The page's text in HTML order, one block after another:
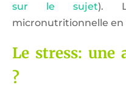
sur le sujet).
micronutritionnelle
Le stress: une
?